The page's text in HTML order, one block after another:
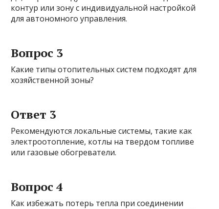
контур или зону с индивидуальной настройкой
для автономного управления.
Вопрос 3
Какие типы отопительных систем подходят для
хозяйственной зоны?
Ответ 3
Рекомендуются локальные системы, такие как
электроотопление, котлы на твердом топливе
или газовые обогреватели.
Вопрос 4
Как избежать потерь тепла при соединении